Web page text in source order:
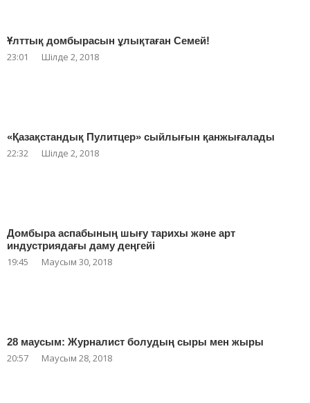
Ұлттық домбырасын ұлықтаған Семей!
23:01 Шілде 2, 2018
«Қазақстандық Пулитцер» сыйлығын қанжығалады
22:32 Шілде 2, 2018
Домбыра аспабының шығу тарихы және арт
индустриядағы даму деңгейі
19:45 Маусым 30, 2018
28 маусым: Журналист болудың сыры мен жыры
20:57 Маусым 28, 2018